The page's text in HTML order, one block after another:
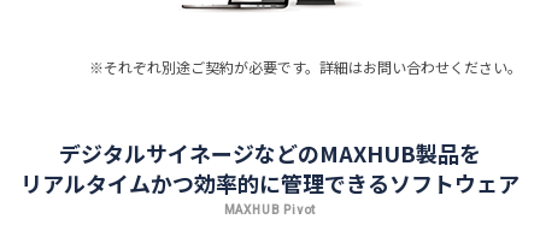
※それぞれ別途ご契約が必要です。詳細はお問い合わせください。
デジタルサイネージなどのMAXHUB製品を
リアルタイムかつ効率的に管理できるソフトウェア
MAXHUB Pivot